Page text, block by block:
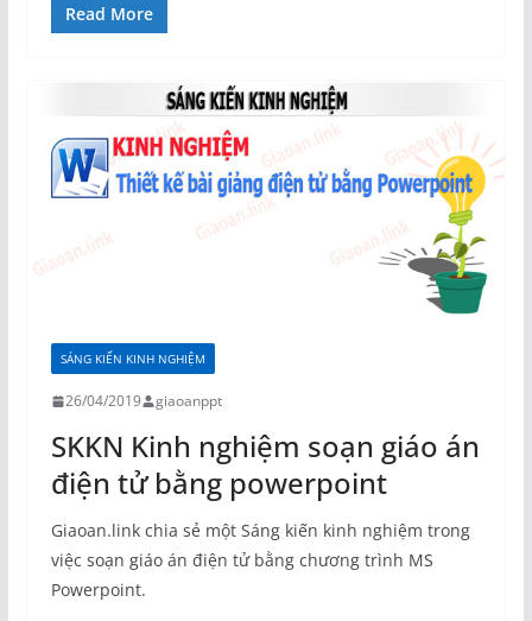
Read More
SÁNG KIẾN KINH NGHIỆM
26/04/2019 giaoanppt
SKKN Kinh nghiệm soạn giáo án
điện tử bằng powerpoint
Giaoan.link chia sẻ một Sáng kiến kinh nghiệm trong
việc soạn giáo án điện tử bằng chương trình MS
Powerpoint.